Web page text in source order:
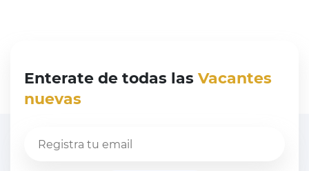
Enterate de todas las Vacantes
nuevas